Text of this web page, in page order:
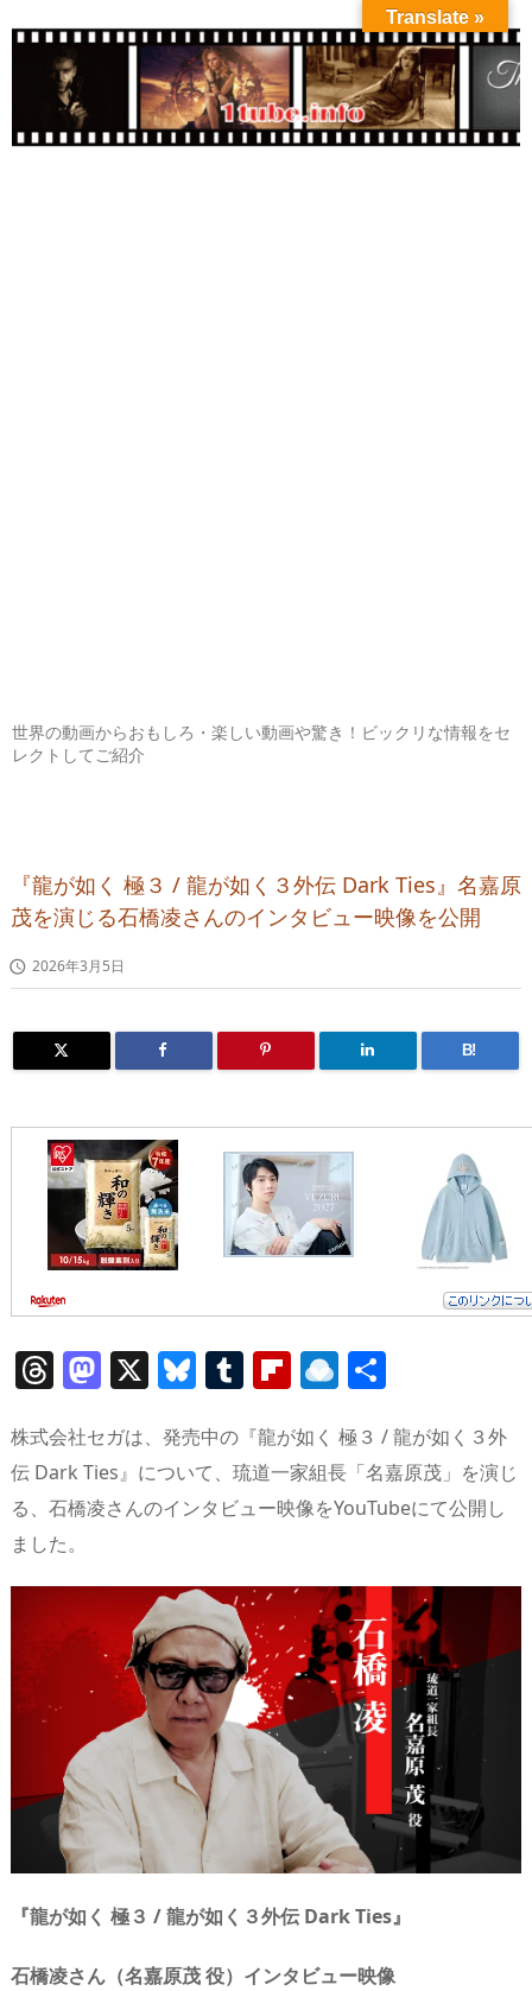
世界の動画からおもしろ・楽しい動画や驚き！ビックリな情報をセ
レクトしてご紹介
『龍が如く 極３ / 龍が如く３外伝 Dark Ties』名嘉原
茂を演じる石橋凌さんのインタビュー映像を公開
 2026年3月5日
B!
T
re
a
d
s
M
st
o
d
n
X Bl
e
sk
y
T
m
bl
r
Fl
b
o
ar
R
n
d
ro
io
株式会社セガは、発売中の『龍が如く 極３ / 龍が如く３外
伝 Dark Ties』について、琉道一家組長「名嘉原茂」を演じ
る、石橋凌さんのインタビュー映像をYouTubeにて公開し
ました。
『龍が如く 極３ / 龍が如く３外伝 Dark Ties』
石橋凌さん（名嘉原茂 役）インタビュー映像
Translate »